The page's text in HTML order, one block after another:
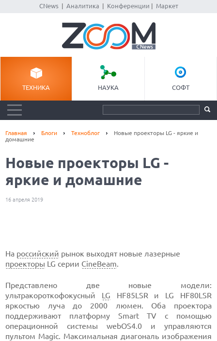
CNews| Аналитика Конференции Маркет
ТЕХНИКА НАУКА СОФТ
Главная Блоги Техноблог
Новые проекторы LG - яркие и
домашние
Новые проекторы LG -
яркие и домашние
16 апреля 2019
На российский рынок выходят новые лазерные
проекторы LG серии CineBeam.
Представлено две новые модели:
ультракороткофокусный LG HF85LSR и LG HF80LSR
яркостью луча до 2000 люмен. Оба проектора
поддерживают платформу Smart TV с помощью
операционной системы webOS4.0 и управляются
пультом Magic. Максимальная диагональ изображения